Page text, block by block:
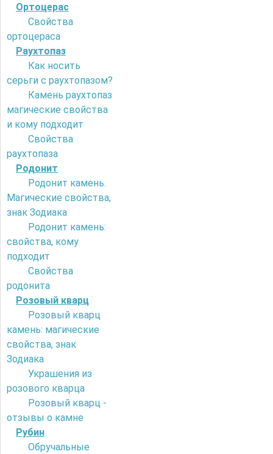
Ортоцерас
Свойства
ортоцераса
Раухтопаз
Как носить
серьги с раухтопазом?
Камень раухтопаз
магические свойства
и кому подходит
Свойства
раухтопаза
Родонит
Родонит камень.
Магические свойства,
знак Зодиака
Родонит камень:
свойства, кому
подходит
Свойства
родонита
Розовый кварц
Розовый кварц
камень: магические
свойства, знак
Зодиака
Украшения из
розового кварца
Розовый кварц -
отзывы о камне
Рубин
Обручальные